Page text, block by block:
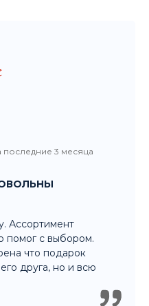
Ассортимент
с выбором.
что подарок
друга, но и всю